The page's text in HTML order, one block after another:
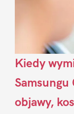
Kiedy
Samsungu
objawy,